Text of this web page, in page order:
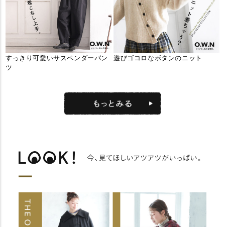
すっきり可愛いサスペンダーパン
ツ
遊びゴコロなボタンのニット